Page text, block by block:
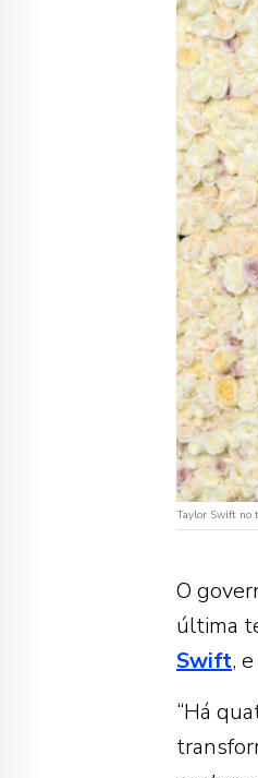
Taylor Swift no
O
última
Swift,
“Há